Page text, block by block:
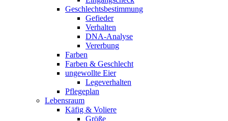
Geschlechtsbestimmung
Gefieder
Verhalten
DNA-Analyse
Vererbung
Farben
Farben & Geschlecht
ungewollte Eier
Legeverhalten
Pflegeplan
Lebensraum
Käfig & Voliere
Größe